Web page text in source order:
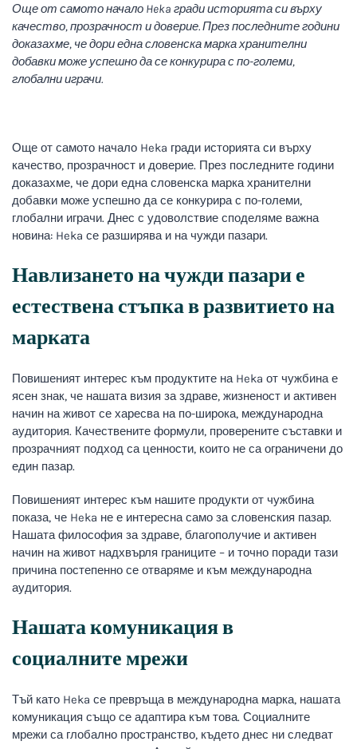
Още от самото начало Heka гради историята си върху
качество, прозрачност и доверие. През последните години
доказахме, че дори една словенска марка хранителни
добавки може успешно да се конкурира с по-големи,
глобални играчи.
Още от самото начало Heka гради историята си върху
качество, прозрачност и доверие. През последните години
доказахме, че дори една словенска марка хранителни
добавки може успешно да се конкурира с по-големи,
глобални играчи. Днес с удоволствие споделяме важна
новина: Heka се разширява и на чужди пазари.
Навлизането на чужди пазари е
естествена стъпка в развитието на
марката
Повишеният интерес към продуктите на Heka от чужбина е
ясен знак, че нашата визия за здраве, жизненост и активен
начин на живот се харесва на по-широка, международна
аудитория. Качествените формули, проверените съставки и
прозрачният подход са ценности, които не са ограничени до
един пазар.
Повишеният интерес към нашите продукти от чужбина
показа, че Heka не е интересна само за словенския пазар.
Нашата философия за здраве, благополучие и активен
начин на живот надхвърля границите – и точно поради тази
причина постепенно се отваряме и към международна
аудитория.
Нашата комуникация в
социалните мрежи
Тъй като Heka се превръща в международна марка, нашата
комуникация също се адаптира към това. Социалните
мрежи са глобално пространство, където днес ни следват